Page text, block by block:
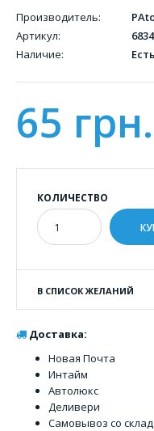
Производитель:
Артикул:
6834
Наличие:
65 грн.
КОЛИЧЕСТВО
В СПИСОК ЖЕЛАНИЙ
Доставка:
Новая Почта
Интайм
Автолюкс
Деливери
Самовывоз со